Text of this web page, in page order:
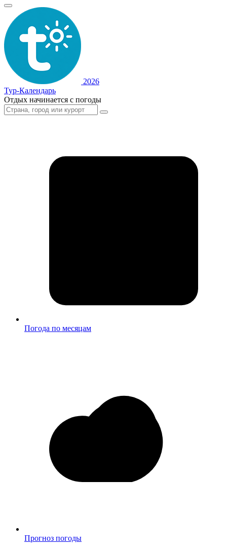
2026
Тур-Календарь
Отдых начинается с погоды
Погода по месяцам
Прогноз погоды